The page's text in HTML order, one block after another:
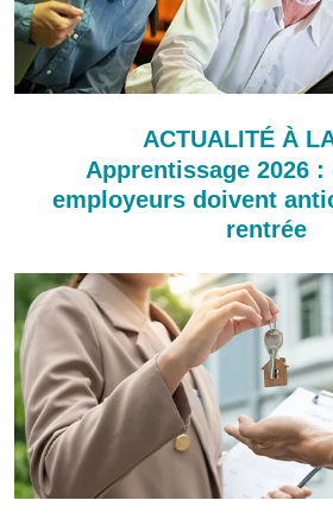
ACTUALITÉ À
Apprentissage 2026 :
employeurs doivent
rentrée